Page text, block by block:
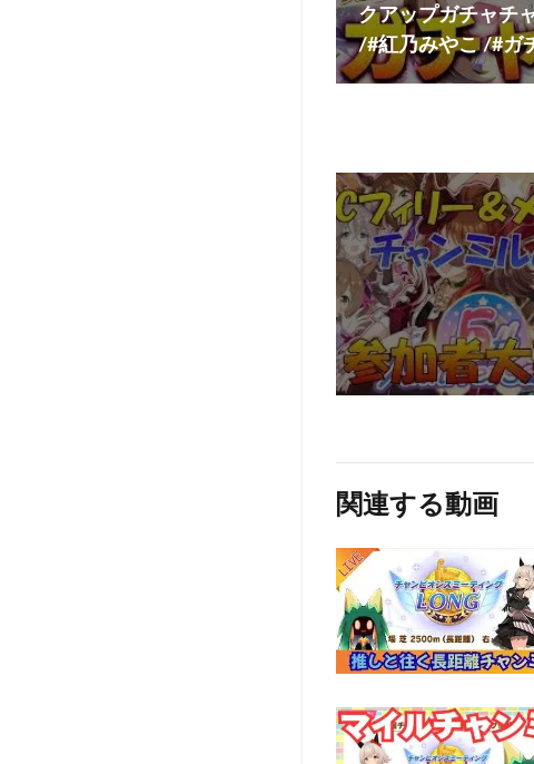
クアップガチャチ
/#紅乃みやこ /#ガ
関連する動画